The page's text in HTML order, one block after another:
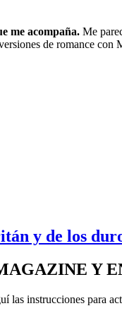
me acompaña. Me
de romance con
y de los
Y
las instrucciones para